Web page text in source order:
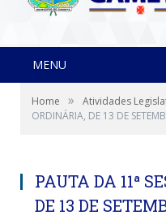
MENU
Home » Atividades
ORDINÁRIA, DE 13 DE
PAUTA DA 11ª
DE 13 DE